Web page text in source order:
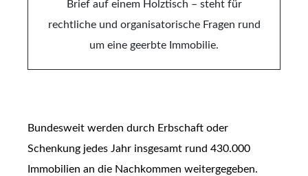
Bundesweit werden durch Erbschaft oder
Schenkung jedes Jahr insgesamt rund 430.000
Immobilien an die Nachkommen weitergegeben.